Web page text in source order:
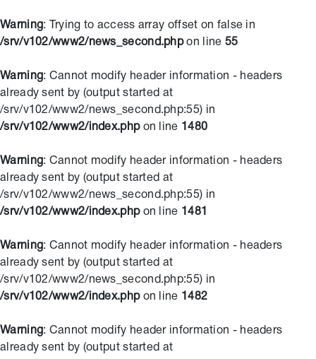
Warning : Trying to access array offset on false in
/srv/v102/www2/news_second.phpon line 55
Warning : Cannot modify header information - headers
already sent by (output started at
/srv/v102/www2/news_second.php:55) in
/srv/v102/www2/index.phpon line 1480
Warning : Cannot modify header information - headers
already sent by (output started at
/srv/v102/www2/news_second.php:55) in
/srv/v102/www2/index.phpon line 1481
Warning : Cannot modify header information - headers
already sent by (output started at
/srv/v102/www2/news_second.php:55) in
/srv/v102/www2/index.phpon line 1482
Warning : Cannot modify header information - headers
already sent by (output started at